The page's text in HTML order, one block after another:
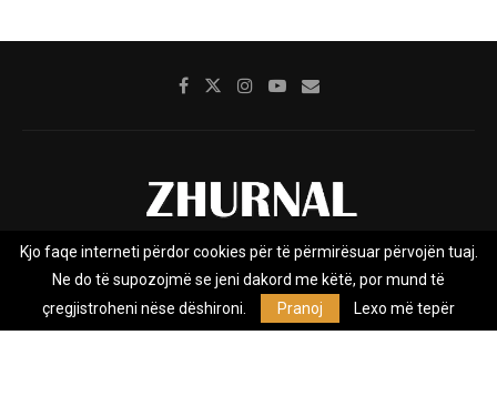
Rreth nesh Impresumi Marketing
Privacy Policy
Zhurnal.mk është Agjenci e Lajmeve e pavarur, e themeluar në vitin
Kjo faqe interneti përdor cookies për të përmirësuar përvojën tuaj.
Ne do të supozojmë se jeni dakord me këtë, por mund të
çregjistroheni nëse dëshironi.
Pranoj Lexo më tepër